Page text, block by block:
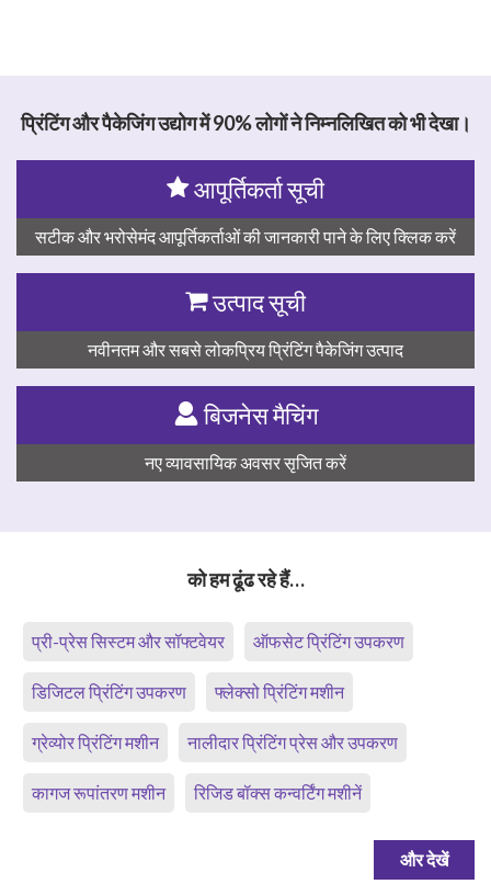
प्रिंटिंग और पैकेजिंग उद्योग में 90% लोगों ने निम्नलिखित को भी देखा।
आपूर्तिकर्ता सूची
सटीक और भरोसेमंद आपूर्तिकर्ताओं की जानकारी पाने के लिए क्लिक करें
उत्पाद सूची
नवीनतम और सबसे लोकप्रिय प्रिंटिंग पैकेजिंग उत्पाद
बिजनेस मैचिंग
नए व्यावसायिक अवसर सृजित करें
को हम ढूंढ रहे हैं…
प्री-प्रेस सिस्टम और सॉफ्टवेयर ऑफसेट प्रिंटिंग उपकरण
डिजिटल प्रिंटिंग उपकरण फ्लेक्सो प्रिंटिंग मशीन
ग्रेव्योर प्रिंटिंग मशीन नालीदार प्रिंटिंग प्रेस और उपकरण
कागज रूपांतरण मशीन रिजिड बॉक्स कन्वर्टिंग मशीनें
और देखें